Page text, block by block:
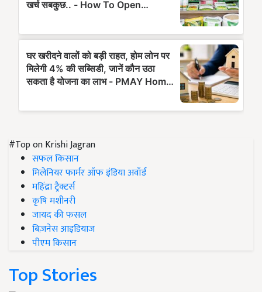
#Top on Krishi Jagran
सफल किसान
मिलेनियर फार्मर ऑफ इंडिया अवॉर्ड
महिंद्रा ट्रैक्टर्स
कृषि मशीनरी
जायद की फसल
बिज़नेस आइडियाज
पीएम किसान
Top Stories